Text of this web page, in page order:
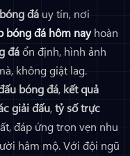
đá uy tín, nơi
bóng đá hôm nayhoàn
đáổn định, hình ảnh
không giật lag.
bóng đá, kết quả
giải đấu,tỷ số trực
đáp ứng trọn vẹn nhu
hâm mộ. Với đội ngũ